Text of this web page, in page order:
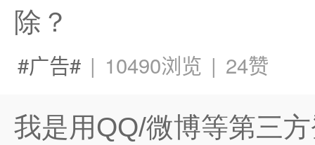
除？
广告 | 10490浏览 | 24赞
我是用QQ/微博等第三